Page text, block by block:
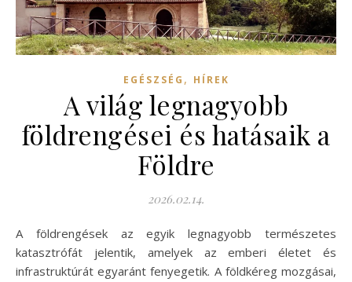
EGÉSZSÉG , HÍREK
A világ legnagyobb
földrengései és hatásaik a
Földre
2026.02.14.
A földrengések az egyik legnagyobb természetes
katasztrófát jelentik, amelyek az emberi életet és
infrastruktúrát egyaránt fenyegetik. A földkéreg mozgásai,